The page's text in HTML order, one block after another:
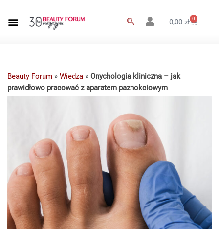
0,00zł 0
Beauty Forum » Wiedza » Onychologia kliniczna – jak
prawidłowo pracować z aparatem paznokciowym